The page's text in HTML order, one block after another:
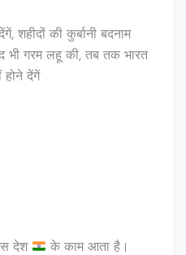
शहीदों की कुर्बानी बदनाम
भी गरम लहू की, तब तक भारत
होने देंगें
देश
के काम आता है।